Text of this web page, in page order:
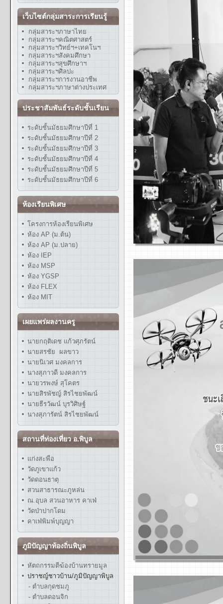
เว็บไซต์กลุ่มสาระการเรียนรู้
กลุ่มสาระฯภาษาไทย
กลุ่มสาระฯคณิตศาสตร์
กลุ่มสาระฯวิทย์ฯ+เทคโนฯ
กลุ่มสาระฯสังคมศึกษา
กลุ่มสาระฯสุขศึกษาฯ
กลุ่มสาระฯศิลปะ
กลุ่มสาระฯการงานอาชีพ
กลุ่มสาระฯภาษาต่างประเทศ
ประชาสัมพันธ์ระดับชั้นเรียน
ระดับชั้นมัธยมศึกษาปีที่ 1
ระดับชั้นมัธยมศึกษาปีที่ 2
ระดับชั้นมัธยมศึกษาปีที่ 3
ระดับชั้นมัธยมศึกษาปีที่ 4
ระดับชั้นมัธยมศึกษาปีที่ 5
ระดับชั้นมัธยมศึกษาปีที่ 6
ห้องเรียนพิเศษ
โครงการห้องเรียนพิเศษ
ห้อง AP (ม.ต้น)
ห้อง AP (ม.ปลาย)
ห้อง IEP
ห้อง MSP
ห้อง YGSP
ห้อง FLEX
ห้อง MIT
เผยแพร่ผลงานครู
นายกฤติเดช แก้วศุภรัตน์
นายสรชัย ผลขาว
นายนิเวศ มงคลการ
นางสุภาวดี มงคลการ
นายวรพงษ์ สุโคตร
นายสิรพัชญ์ สิรไชยพัฒน์
นายธีรวัฒน์ บุรวิศิษฐ์
นางสุภารัตน์ สิรไชยพัฒน์
สถานที่ท่องเที่ยว อ.พิบูล
แก่งสะพือ
วัดภูเขาแก้ว
วัดดอนธาตุ
สวนสาธารณะภูหล่น
ณ.อุบล สวนอาหาร คาเฟ่
วัดป่าปากโดม
คาเฟ่พิมพ์บุญญา
ภูมิปัญญาท้องถิ่นพิบูล
หัตถกรรมตีฆ้องบ้านทรายมูล
ปราชญ์ชาวบ้าน/ภูมิปัญญาพิบูล
- ตำบลกุดชมภู
- ตำบลดอนจิก